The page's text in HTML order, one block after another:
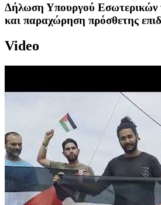
Δήλωση Υπουργού Εσωτερικών
και παραχώρηση πρόσθετης
Video